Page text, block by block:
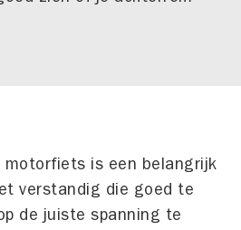
motorfiets is een belangrijk
verstandig die goed te
de juiste spanning te